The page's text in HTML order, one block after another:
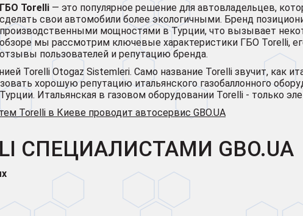
ГБО Torelli — это популярное решение для автовладельцев,
сделать свои автомобили более экологичными. Бренд
производственными мощностями в Турции, что вызывает
обзоре мы рассмотрим ключевые характеристики ГБО Torelli,
отзывы пользователей и репутацию бренда.
Torelli Otogaz Sistemleri. Само название Torelli звучит, как
хорошую репутацию итальянского газобаллонного
Итальянская в газовом оборудовании Torelli - только
Torelli в Киеве проводит автосервис GBO.UA
СПЕЦИАЛИСТАМИ GBO.UA